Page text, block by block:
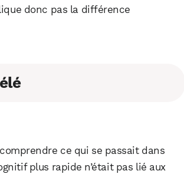
donc pas la différence
ce qui se passait dans
plus rapide n’était pas lié aux